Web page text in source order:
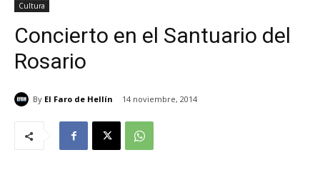
Cultura
Concierto en el Santuario del
Rosario
By El Faro de Hellín 14 noviembre, 2014